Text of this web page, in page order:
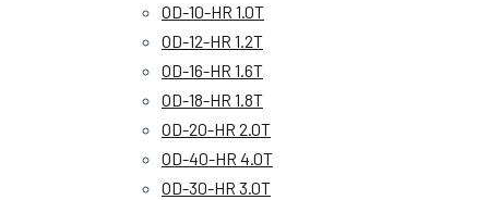
OD-10-HR 1.0T
OD-12-HR 1.2T
OD-16-HR 1.6T
OD-18-HR 1.8T
OD-20-HR 2.0T
OD-40-HR 4.0T
OD-30-HR 3.0T